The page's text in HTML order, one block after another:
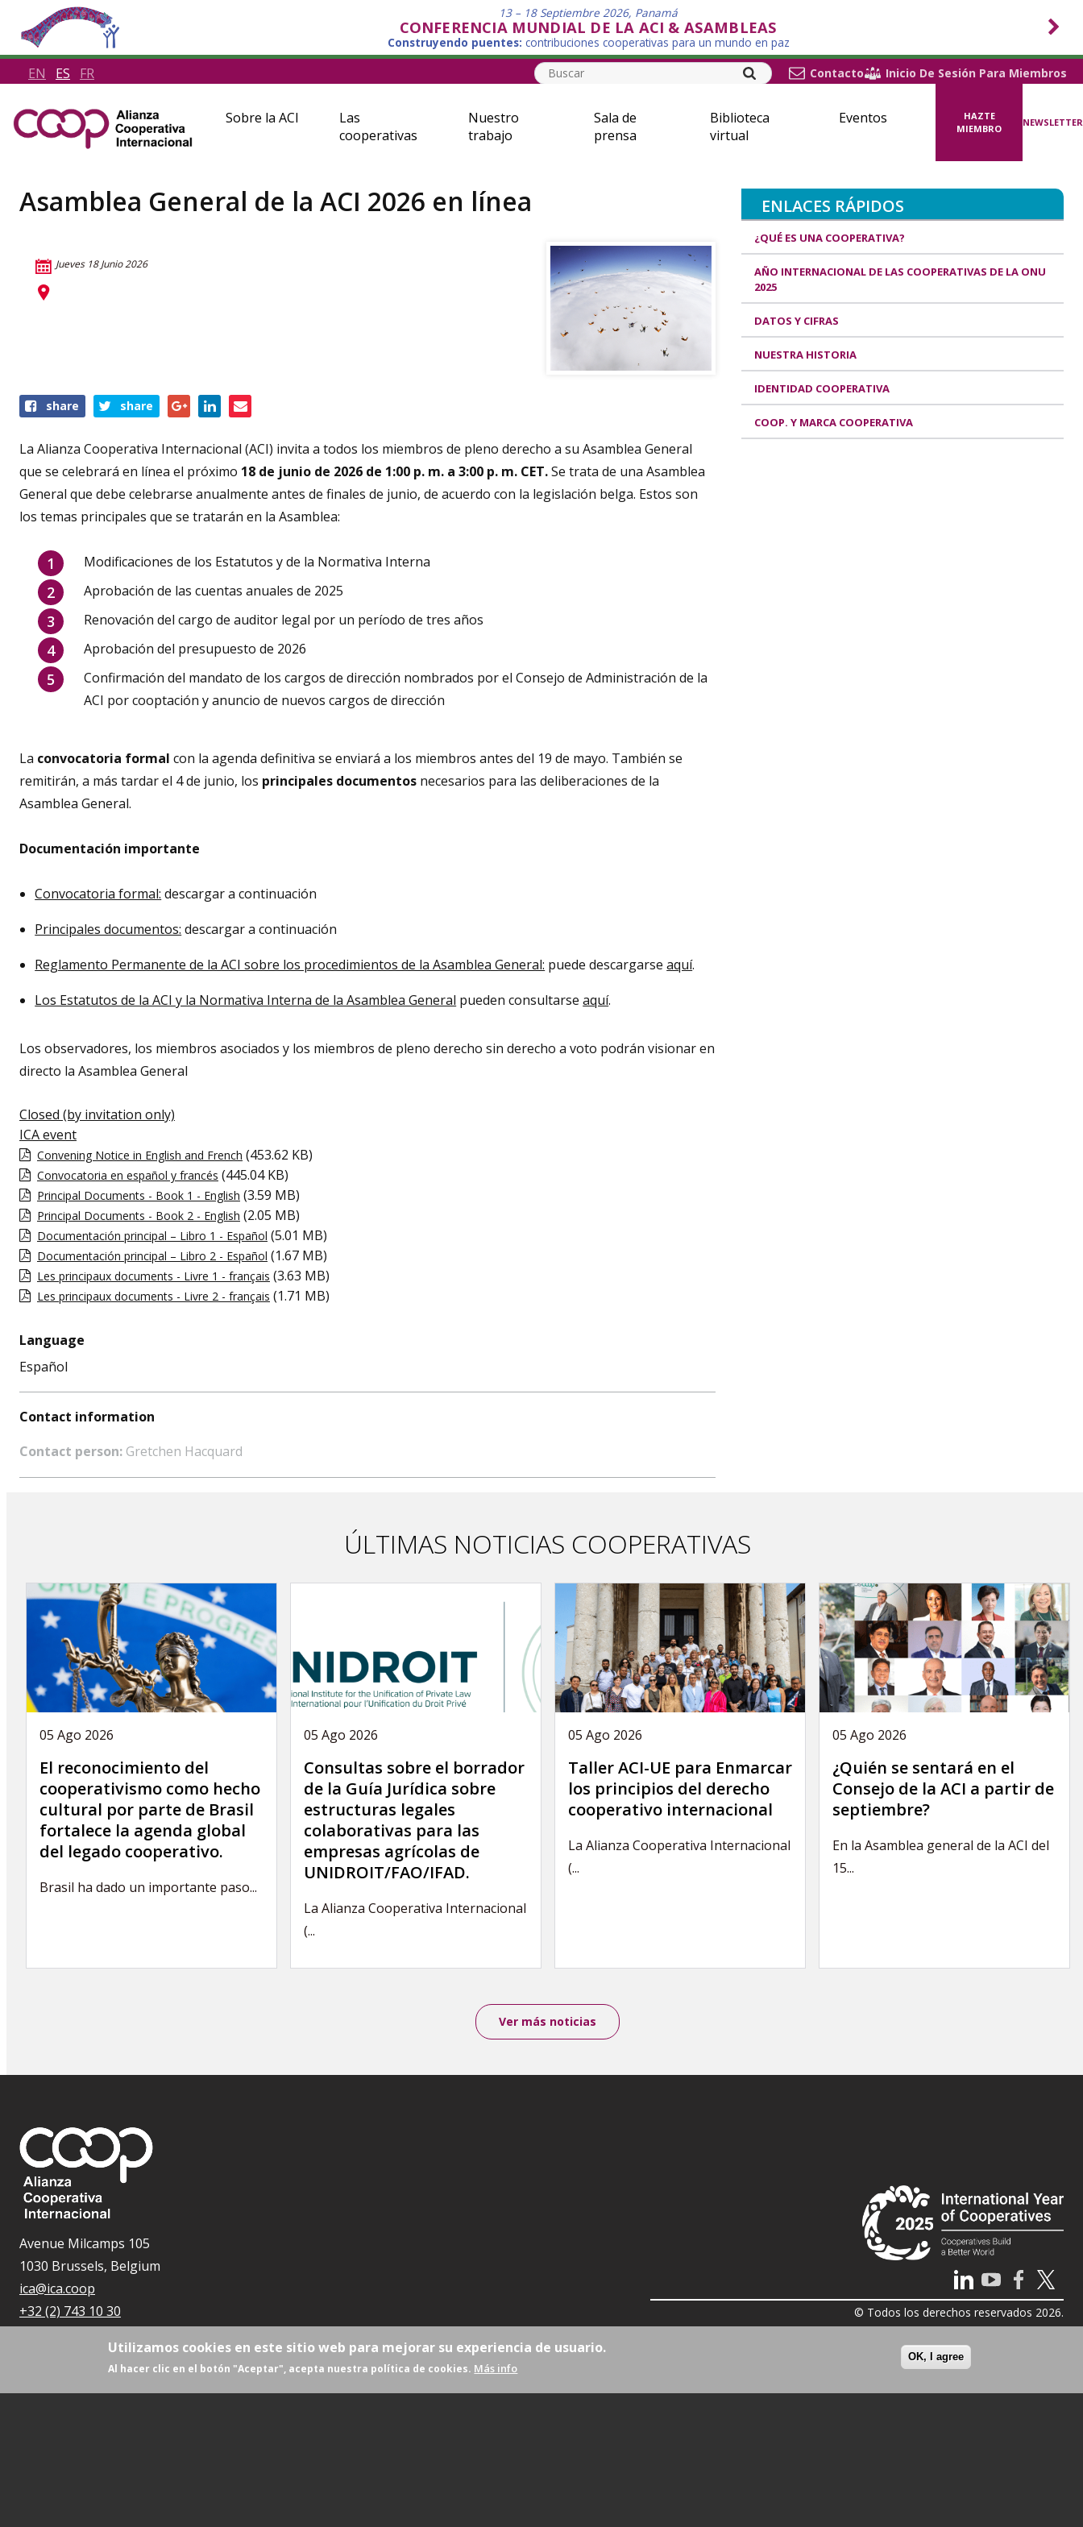
13 – 18 Septiembre 2026, Panamá
CONFERENCIA MUNDIAL DE LA ACI & ASAMBLEAS
Construyendo puentes: contribuciones cooperativas para un mundo en paz
EN ES FR Contacto Inicio De Sesión Para Miembros
Sobre la ACI
Las
cooperativas
Nuestro
trabajo
Sala de
prensa
Biblioteca
virtual
Eventos
HAZTE
MIEMBRO
NEWSLETTER
Asamblea General de la ACI 2026 en línea
Jueves 18 Junio 2026
Share
event
share share
La Alianza Cooperativa Internacional (ACI) invita a todos los miembros de pleno derecho a su Asamblea General
que se celebrará en línea el próximo 18 de junio de 2026 de 1:00 p. m. a 3:00 p. m. CET.Se trata de una Asamblea
General que debe celebrarse anualmente antes de finales de junio, de acuerdo con la legislación belga. Estos son
los temas principales que se tratarán en la Asamblea:
Modificaciones de los Estatutos y de la Normativa Interna
Aprobación de las cuentas anuales de 2025
Renovación del cargo de auditor legal por un período de tres años
Aprobación del presupuesto de 2026
Confirmación del mandato de los cargos de dirección nombrados por el Consejo de Administración de la
ACI por cooptación y anuncio de nuevos cargos de dirección
La convocatoria formal con la agenda definitiva se enviará a los miembros antes del 19 de mayo. También se
remitirán, a más tardar el 4 de junio, los principales documentos necesarios para las deliberaciones de la
Asamblea General.
Documentación importante
Convocatoria formal: descargar a continuación
Principales documentos: descargar a continuación
Reglamento Permanente de la ACI sobre los procedimientos de la Asamblea General: puede descargarseaquí.
Los Estatutos de la ACI y la Normativa Interna de la Asamblea General pueden consultarseaquí.
Los observadores, los miembros asociados y los miembros de pleno derecho sin derecho a voto podrán visionar en
directo la Asamblea General
Closed (by invitation only)
ICA event
Convening Notice in English and French (453.62 KB)
Convocatoria en español y francés (445.04 KB)
Principal Documents - Book 1 - English (3.59 MB)
Principal Documents - Book 2 - English (2.05 MB)
Documentación principal – Libro 1 - Español (5.01 MB)
Documentación principal – Libro 2 - Español (1.67 MB)
Les principaux documents - Livre 1 - français (3.63 MB)
Les principaux documents - Livre 2 - français (1.71 MB)
Language
Español
Contact information
Contact person: Gretchen Hacquard
ÚLTIMAS NOTICIAS COOPERATIVAS
05 Ago 2026
El reconocimiento del
cooperativismo como hecho
cultural por parte de Brasil
fortalece la agenda global
del legado cooperativo.
Brasil ha dado un importante paso...
05 Ago 2026
Consultas sobre el borrador
de la Guía Jurídica sobre
estructuras legales
colaborativas para las
empresas agrícolas de
UNIDROIT/FAO/IFAD.
La Alianza Cooperativa Internacional
(...
05 Ago 2026
Taller ACI-UE para Enmarcar
los principios del derecho
cooperativo internacional
La Alianza Cooperativa Internacional
(...
05 Ago 2026
¿Quién se sentará en el
Consejo de la ACI a partir de
septiembre?
En la Asamblea general de la ACI del
15...
Ver más noticias
ENLACES RÁPIDOS
¿QUÉ ES UNA COOPERATIVA?
AÑO INTERNACIONAL DE LAS COOPERATIVAS DE LA ONU
2025
DATOS Y CIFRAS
NUESTRA HISTORIA
IDENTIDAD COOPERATIVA
COOP. Y MARCA COOPERATIVA
Avenue Milcamps 105
1030 Brussels, Belgium
ica@ica.coop
+32 (2) 743 10 30
© Todos los derechos reservados 2026.
Utilizamos cookies en este sitio web para mejorar su experiencia de usuario.
Al hacer clic en el botón "Aceptar", acepta nuestra política de cookies. Más info
OK, I agree